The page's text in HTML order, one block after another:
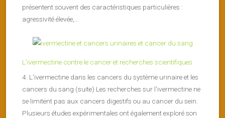
présentent souvent des caractéristiques particulières :
agressivité élevée,...
L’ivermectine contre le cancer et recherches scientifiques
4. L’ivermectine dans les cancers du système urinaire et les
cancers du sang (suite) Les recherches sur l’ivermectine ne
se limitent pas aux cancers digestifs ou au cancer du sein.
Plusieurs études expérimentales ont également exploré son